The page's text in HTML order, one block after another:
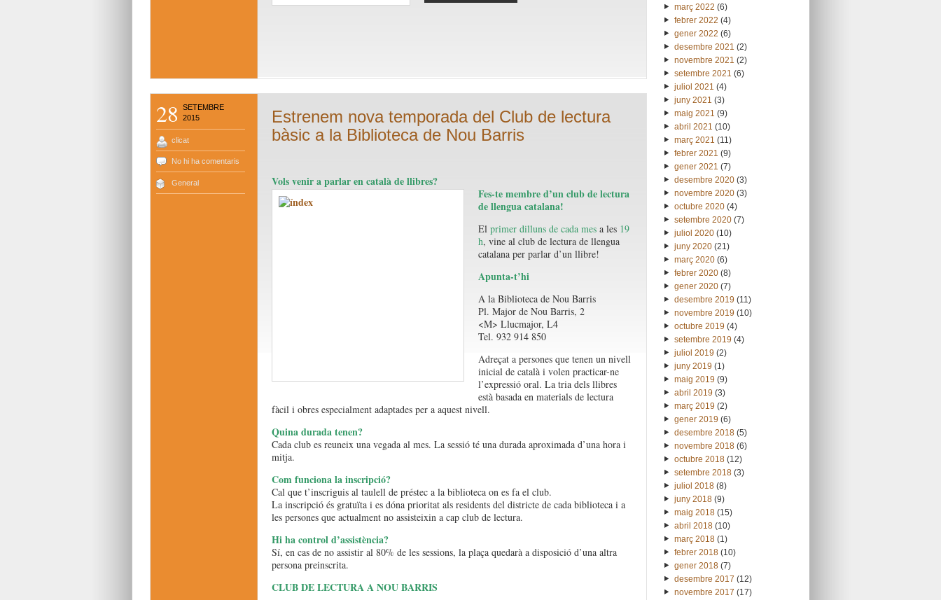
28
SETEMBRE
2015
clicat
No hi ha comentaris
General
Estrenem nova temporada del Club de lectura
bàsic a la Biblioteca de Nou Barris
Vols venir a parlar en català de llibres?
Fes-te membre d’un club de lectura
de llengua catalana!
El primer dilluns de cada mesa les 19
h, vine al club de lectura de llengua
catalana per parlar d’un llibre!
Apunta-t’hi
A la Biblioteca de Nou Barris
Pl. Major de Nou Barris, 2
<M> Llucmajor, L4
Tel. 932 914 850
Adreçat a persones que tenen un nivell
inicial de català i volen practicar-ne
l’expressió oral. La tria dels llibres
està basada en materials de lectura
fàcil i obres especialment adaptades per a aquest nivell.
Quina durada tenen?
Cada club es reuneix una vegada al mes. La sessió té una durada aproximada d’una hora i
mitja.
Com funciona la inscripció?
Cal que t’inscriguis al taulell de préstec a la biblioteca on es fa el club.
La inscripció és gratuïta i es dóna prioritat als residents del districte de cada biblioteca i a
les persones que actualment no assisteixin a cap club de lectura.
Hi ha control d’assistència?
Sí, en cas de no assistir al 80% de les sessions, la plaça quedarà a disposició d’una altra
persona preinscrita.
CLUB DE LECTURA A NOU BARRIS
març 2022 (6)
febrer 2022 (4)
gener 2022 (6)
desembre 2021 (2)
novembre 2021 (2)
setembre 2021 (6)
juliol 2021 (4)
juny 2021 (3)
maig 2021 (9)
abril 2021 (10)
març 2021 (11)
febrer 2021 (9)
gener 2021 (7)
desembre 2020(3)
novembre 2020(3)
octubre 2020(4)
setembre 2020(7)
juliol 2020(10)
juny 2020(21)
març 2020(6)
febrer 2020(8)
gener 2020(7)
desembre 2019 (11)
novembre 2019 (10)
octubre 2019 (4)
setembre 2019 (4)
juliol 2019 (2)
juny 2019 (1)
maig 2019 (9)
abril 2019 (3)
març 2019 (2)
gener 2019 (6)
desembre 2018(5)
novembre 2018(6)
octubre 2018(12)
setembre 2018(3)
juliol 2018(8)
juny 2018(9)
maig 2018(15)
abril 2018(10)
març 2018(1)
febrer 2018(10)
gener 2018(7)
desembre 2017 (12)
novembre 2017 (17)